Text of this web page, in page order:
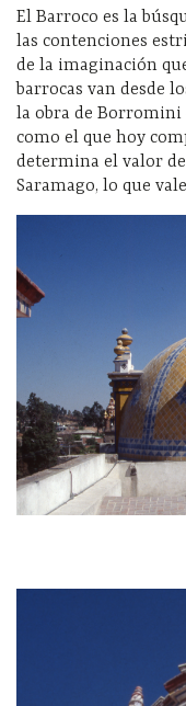
El Barroco es la
las contenciones
de la imaginación
barrocas van desde
la obra de Borromini
como el que hoy
determina el valor de
Saramago, lo que